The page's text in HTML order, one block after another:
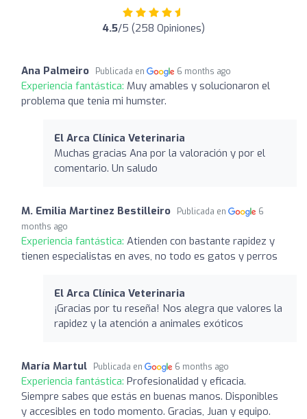
4.5/5 (258 Opiniones)
Ana Palmeiro Publicada en 6 months ago
Experiencia fantástica: Muy amables y solucionaron el
problema que tenia mi humster.
El Arca Clínica Veterinaria
Muchas gracias Ana por la valoración y por el
comentario. Un saludo
M. Emilia Martinez Bestilleiro Publicada en
6
months ago
Experiencia fantástica: Atienden con bastante rapidez y
tienen especialistas en aves, no todo es gatos y perros
El Arca Clínica Veterinaria
¡Gracias por tu reseña! Nos alegra que valores la
rapidez y la atención a animales exóticos
María Martul Publicada en 6 months ago
Experiencia fantástica: Profesionalidad y eficacia.
Siempre sabes que estás en buenas manos. Disponibles
y accesibles en todo momento. Gracias, Juan y equipo.